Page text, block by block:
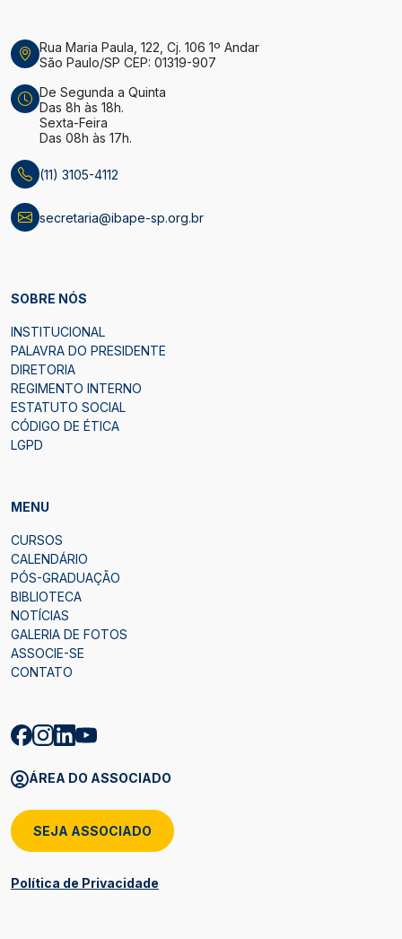
Rua Maria Paula, 122, Cj. 106 1º Andar
São Paulo/SP CEP: 01319-907
De Segunda a Quinta
Das 8h às 18h.
Sexta-Feira
Das 08h às 17h.
(11) 3105-4112
secretaria@ibape-sp.org.br
SOBRE NÓS
INSTITUCIONAL
PALAVRA DO PRESIDENTE
DIRETORIA
REGIMENTO INTERNO
ESTATUTO SOCIAL
CÓDIGO DE ÉTICA
LGPD
MENU
CURSOS
CALENDÁRIO
PÓS-GRADUAÇÃO
BIBLIOTECA
NOTÍCIAS
GALERIA DE FOTOS
ASSOCIE-SE
CONTATO
ÁREA DO ASSOCIADO
SEJA ASSOCIADO
Política de Privacidade